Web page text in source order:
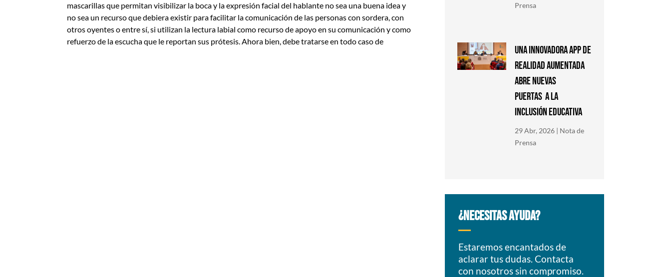
mascarillas que permitan visibilizar la boca y la expresión facial del hablante no sea una buena idea y
no sea un recurso que debiera existir para facilitar la comunicación de las personas con sordera, con
otros oyentes o entre sí, si utilizan la lectura labial como recurso de apoyo en su comunicación y como
refuerzo de la escucha que le reportan sus prótesis. Ahora bien, debe tratarse en todo caso de
Prensa
Una innovadora app de
Realidad Aumentada
abre nuevas
puertas a la
inclusión educativa
29 Abr, 2026 | Nota de
Prensa
¿NECESITAS AYUDA?
Estaremos encantados de
aclarar tus dudas. Contacta
con nosotros sin compromiso.